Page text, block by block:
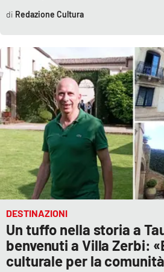
Redazione Cultura
DESTINAZIONI
Un tuffo nella storia a
benvenuti a Villa Zerbi:
culturale per la